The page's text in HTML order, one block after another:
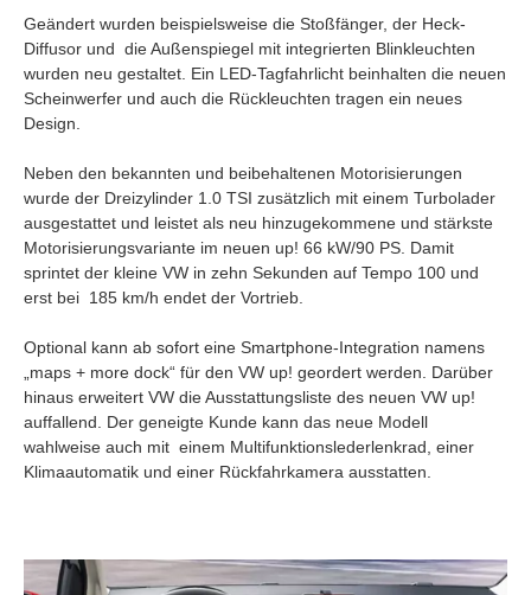
Geändert wurden beispielsweise die Stoßfänger, der Heck-
Diffusor und die Außenspiegel mit integrierten Blinkleuchten
wurden neu gestaltet. Ein LED-Tagfahrlicht beinhalten die neuen
Scheinwerfer und auch die Rückleuchten tragen ein neues
Design.
Neben den bekannten und beibehaltenen Motorisierungen
wurde der Dreizylinder 1.0 TSI zusätzlich mit einem Turbolader
ausgestattet und leistet als neu hinzugekommene und stärkste
Motorisierungsvariante im neuen up! 66 kW/90 PS. Damit
sprintet der kleine VW in zehn Sekunden auf Tempo 100 und
erst bei 185 km/h endet der Vortrieb.
Optional kann ab sofort eine Smartphone-Integration namens
„maps + more dock“ für den VW up! geordert werden. Darüber
hinaus erweitert VW die Ausstattungsliste des neuen VW up!
auffallend. Der geneigte Kunde kann das neue Modell
wahlweise auch mit einem Multifunktionslederlenkrad, einer
Klimaautomatik und einer Rückfahrkamera ausstatten.